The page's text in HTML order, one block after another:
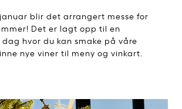
blir det arrangert messe for
Det er lagt opp til en
hvor du kan smake på våre
nye viner til meny og vinkart.